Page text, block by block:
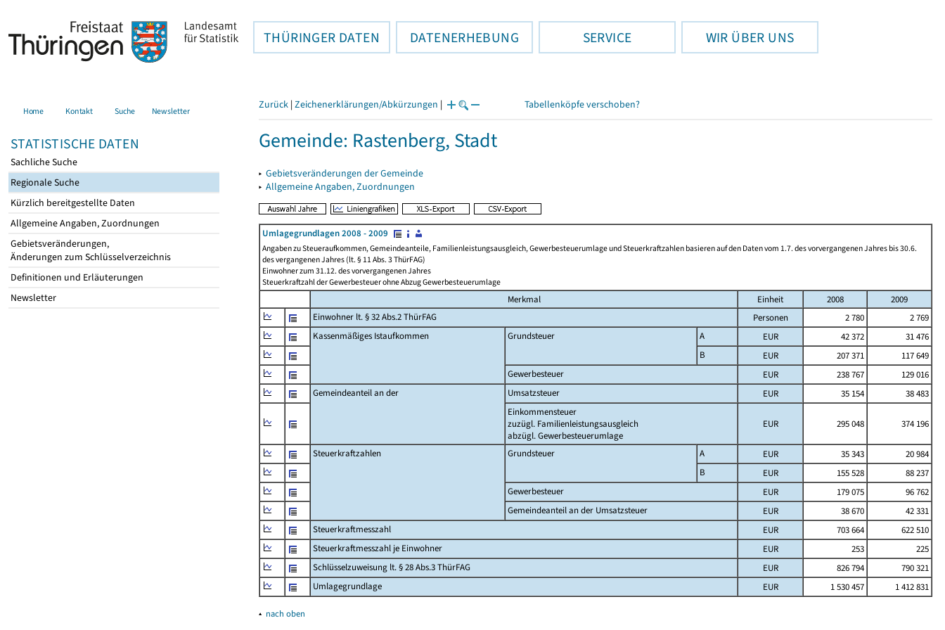
THÜRINGER DATEN DATENERHEBUNG SERVICE WIR ÜBER UNS
Home Kontakt Suche Newsletter
STATISTISCHE DATEN
Sachliche Suche
Regionale Suche
Kürzlich bereitgestellte Daten
Allgemeine Angaben, Zuordnungen
Gebietsveränderungen,
Änderungen zum Schlüsselverzeichnis
Definitionen und Erläuterungen
Newsletter
Zurück | Zeichenerklärungen/Abkürzungen | Tabellenköpfe verschoben?
Gemeinde: Rastenberg, Stadt
▸ Gebietsveränderungen der Gemeinde
▸ Allgemeine Angaben, Zuordnungen
Umlagegrundlagen 2008 - 2009
Angaben zu Steueraufkommen, Gemeindeanteile, Familienleistungsausgleich, Gewerbesteuerumlage und Steuerkraftzahlen basieren auf den Daten vom 1.7. des vorvergangenen Jahres bis 30.6.
des vergangenen Jahres (lt. § 11 Abs. 3 ThürFAG)
Einwohner zum 31.12. des vorvergangenen Jahres
Steuerkraftzahl der Gewerbesteuer ohne Abzug Gewerbesteuerumlage
Merkmal Einheit 2008
2009
Einwohner lt. § 32 Abs.2 ThürFAG
Personen 2 780
2 769
Kassenmäßiges Istaufkommen
Grundsteuer A EUR 42 372
31 476
B
EUR 207 371
117 649
Gewerbesteuer
EUR 238 767
129 016
Gemeindeanteil an der
Umsatzsteuer EUR 35 154
38 483
Einkommensteuer
zuzügl. Familienleistungsausgleich
abzügl. Gewerbesteuerumlage
EUR 295 048 374 196
Steuerkraftzahlen Grundsteuer A EUR 35 343
20 984
B
EUR 155 528
88 237
Gewerbesteuer
EUR 179 075
96 762
Gemeindeanteil an der Umsatzsteuer
EUR 38 670
42 331
Steuerkraftmesszahl
EUR 703 664
622 510
Steuerkraftmesszahl je Einwohner
EUR 253
225
Schlüsselzuweisung lt. § 28 Abs.3 ThürFAG
EUR 826 794
790 321
Umlagegrundlage
EUR 1 530 457 1 412 831
▴ nach oben